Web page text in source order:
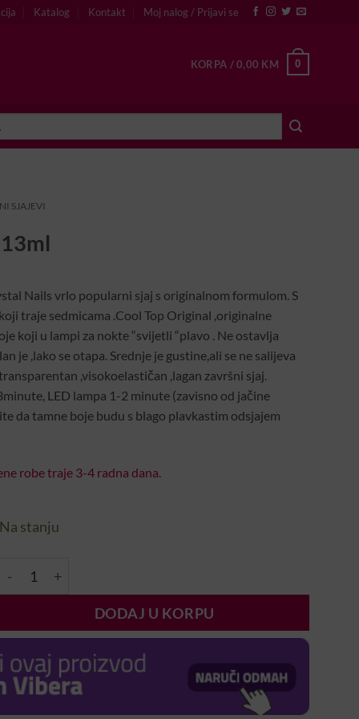
Katalog Kontakt Moj nalog / Prijavi se
KORPA /0,00 KM 0
SJAJEVI
Nails vrlo popularni sjaj s originalnom formulom. S
traje sedmicama .Cool Top Original ,originalne
koji u lampi za nokte “svijetli “plavo . Ne ostavlja
je ,lako se otapa. Srednje je gustine,ali se ne salijeva
,visokoelastičan ,lagan završni sjaj.
LED lampa 1-2 minute (zavisno od jačine
da tamne boje budu s blago plavkastim odsjajem
robe traje 3-4 radna dana.
Na stanju
Top Original 13ml količina
DODAJ U KORPU